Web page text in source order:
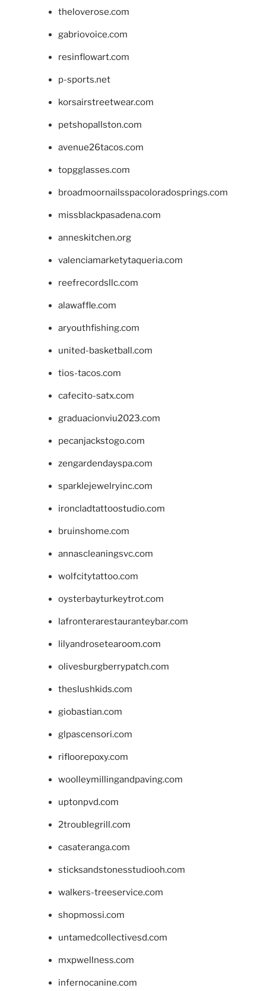
theloverose.com
gabriovoice.com
resinflowart.com
p-sports.net
korsairstreetwear.com
petshopallston.com
avenue26tacos.com
topgglasses.com
broadmoornailsspacoloradosprings.com
missblackpasadena.com
anneskitchen.org
valenciamarketytaqueria.com
reefrecordsllc.com
alawaffle.com
aryouthfishing.com
united-basketball.com
tios-tacos.com
cafecito-satx.com
graduacionviu2023.com
pecanjackstogo.com
zengardendayspa.com
sparklejewelryinc.com
ironcladtattoostudio.com
bruinshome.com
annascleaningsvc.com
wolfcitytattoo.com
oysterbayturkeytrot.com
lafronterarestauranteybar.com
lilyandrosetearoom.com
olivesburgberrypatch.com
theslushkids.com
giobastian.com
glpascensori.com
rifloorepoxy.com
woolleymillingandpaving.com
uptonpvd.com
2troublegrill.com
casateranga.com
sticksandstonesstudiooh.com
walkers-treeservice.com
shopmossi.com
untamedcollectivesd.com
mxpwellness.com
infernocanine.com